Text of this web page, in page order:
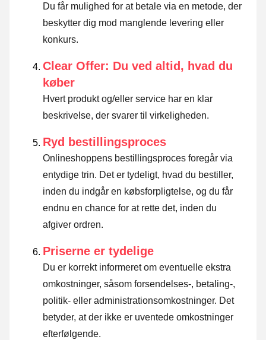
Du får mulighed for at betale via en metode, der
beskytter dig mod manglende levering eller
konkurs.
Clear Offer: Du ved altid, hvad du
køber
Hvert produkt og/eller service har en klar
beskrivelse, der svarer til virkeligheden.
Ryd bestillingsproces
Onlineshoppens bestillingsproces foregår via
entydige trin. Det er tydeligt, hvad du bestiller,
inden du indgår en købsforpligtelse, og du får
endnu en chance for at rette det, inden du
afgiver ordren.
Priserne er tydelige
Du er korrekt informeret om eventuelle ekstra
omkostninger, såsom forsendelses-, betaling-,
politik- eller administrationsomkostninger. Det
betyder, at der ikke er uventede omkostninger
efterfølgende.